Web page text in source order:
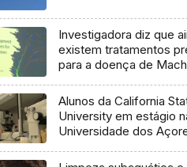
Investigadora diz que
existem tratamentos
para a doença de
Alunos da California
University em estágio
Universidade dos